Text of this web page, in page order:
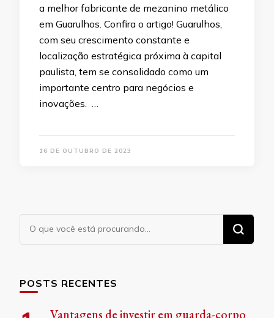
a melhor fabricante de mezanino metálico
em Guarulhos. Confira o artigo! Guarulhos,
com seu crescimento constante e
localização estratégica próxima à capital
paulista, tem se consolidado como um
importante centro para negócios e
inovações. …
16 DE OUTUBRO DE 2023
Procurando
algo?
POSTS RECENTES
Vantagens de investir em guarda-corpo